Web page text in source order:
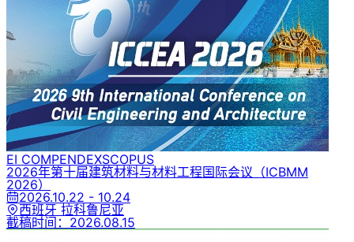
EI COMPENDEXSCOPUS
2026年第十届建筑材料与材料工程国际会议 （ICBMM
2026）
2026.10.22 - 10.24
西班牙 拉科鲁尼亚
截稿时间： 2026.08.15